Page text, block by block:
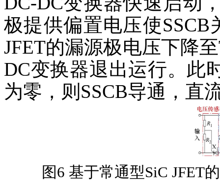
极提供偏置电压使
JFET的漏源极电压下降
DC变换器退出运行。此
为零，则SSCB导通，直
图6 基于常通型SiC JFET